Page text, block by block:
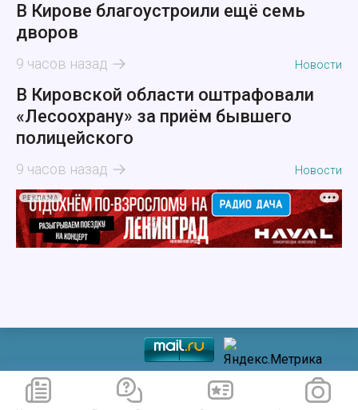
В Кирове благоустроили ещё семь
дворов
9 часов назад Новости
В Кировской области оштрафовали
«Лесоохрану» за приём бывшего
полицейского
9 часов назад Новости
РЕКЛАМА